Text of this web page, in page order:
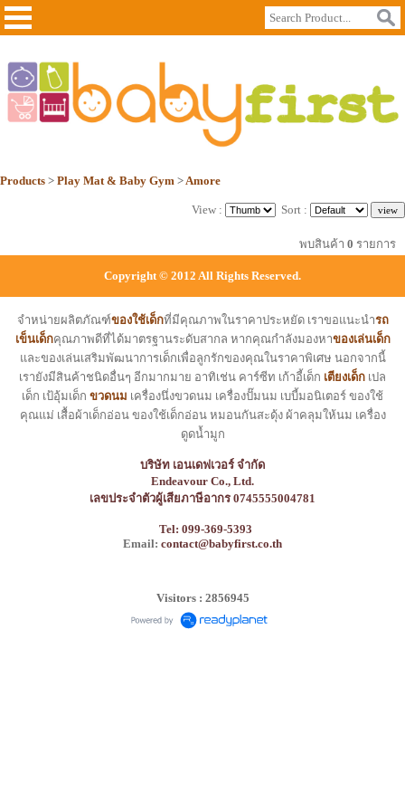
Products > Play Mat & Baby Gym >Amore
View : Sort :
พบสินค้า 0 รายการ
Copyright © 2012 All Rights Reserved.
จำหน่ายผลิตภัณฑ์ของใช้เด็กที่มีคุณภาพในราคาประหยัด เราขอแนะนำรถ
เข็นเด็กคุณภาพดีที่ได้มาตรฐานระดับสากล หากคุณกำลังมองหาของเล่นเด็ก
และของเล่นเสริมพัฒนาการเด็กเพื่อลูกรักของคุณในราคาพิเศษ นอกจากนี้
เรายังมีสินค้าชนิดอื่นๆ อีกมากมาย อาทิเช่น คาร์ซีท เก้าอี้เด็ก เตียงเด็ก เปล
เด็ก เป้อุ้มเด็ก ขวดนม เครื่องนึ่งขวดนม เครื่องปั๊มนม เบบี้มอนิเตอร์ ของใช้
คุณแม่ เสื้อผ้าเด็กอ่อน ของใช้เด็กอ่อน หมอนกันสะดุ้ง ผ้าคลุมให้นม เครื่อง
ดูดน้ำมูก
บริษัท เอนเดฟเวอร์ จำกัด
Endeavour Co., Ltd.
เลขประจำตัวผู้เสียภาษีอากร 0745555004781
Tel: 099-369-5393
Email: contact@babyfirst.co.th
Visitors : 2856945